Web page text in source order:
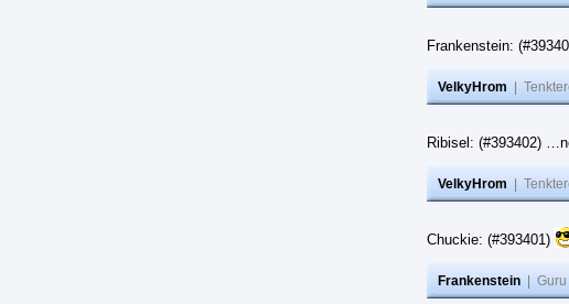
Frankenstein:
VelkyHrom
Ribisel: (#393402)
VelkyHrom
Chuckie: (#393401)
Frankenstein